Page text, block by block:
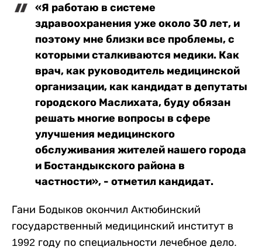
«Я работаю в системе
здравоохранения уже около 30 лет, и
поэтому мне близки все проблемы, с
которыми сталкиваются медики. Как
врач, как руководитель медицинской
организации, как кандидат в депутаты
городского Маслихата, буду обязан
решать многие вопросы в сфере
улучшения медицинского
обслуживания жителей нашего города
и Бостандыкского района в
частности», - отметил кандидат.
Гани Бодыков окончил Актюбинский
государственный медицинский институт в
1992 году по специальности лечебное дело.